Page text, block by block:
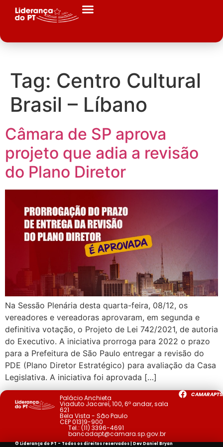
Tag: Centro Cultural
Brasil – Líbano
Câmara de SP aprova
projeto que adia a revisão
do Plano Diretor
Na Sessão Plenária desta quarta-feira, 08/12, os
vereadores e vereadoras aprovaram, em segunda e
definitiva votação, o Projeto de Lei 742/2021, de autoria
do Executivo. A iniciativa prorroga para 2022 o prazo
para a Prefeitura de São Paulo entregar a revisão do
PDE (Plano Diretor Estratégico) para avaliação da Casa
Legislativa. A iniciativa foi aprovada […]
Palácio Anchieta
Viaduto Jacareí, 100, 6º andar, sala
621
Bela Vista - São Paulo
CEP 01319-900
Tel.: (11) 3396-4691
bancadapt@camara.sp.gov.br
© Liderança do PT - Todos os direitos reservados | DevDaniel Bryan